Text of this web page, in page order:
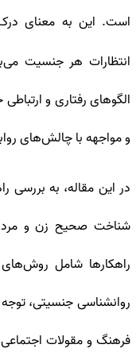
است. این به معنای
انتظارات هر جنسیت
الگوهای رفتاری و
و مواجهه با چالش‌های
در این مقاله، به بررسی
شناخت صحیح زن و مرد
راهکارها شامل روش‌های
روانشناسی جنسیتی،
فرهنگ و مقولات اجتماعی